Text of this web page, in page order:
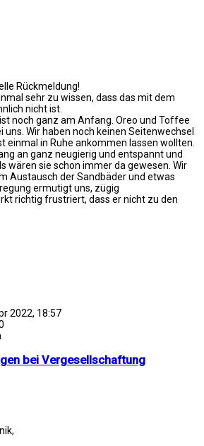
Rückmeldung!
sehr zu wissen, dass das mit dem
nicht ist.
noch ganz am Anfang. Oreo und Toffee
uns. Wir haben noch keinen Seitenwechsel
einmal in Ruhe ankommen lassen wollten.
an ganz neugierig und entspannt und
wären sie schon immer da gewesen. Wir
Austausch der Sandbäder und etwas
ermutigt uns, zügig
richtig frustriert, dass er nicht zu den
2022, 18:57
bei Vergesellschaftung